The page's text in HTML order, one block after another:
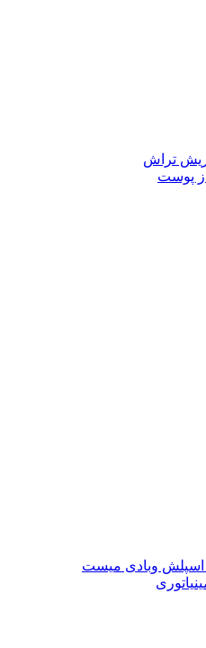
تراش
از پوست
اسپلش وبادی میست